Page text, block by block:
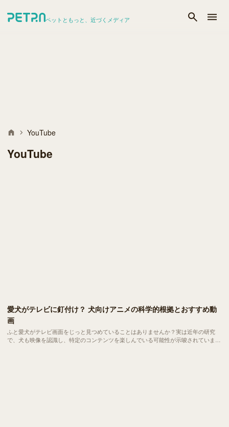
ペットともっと、近づくメディア
YouTube
YouTube
愛犬がテレビに釘付け？ 犬向けアニメの科学的根拠とおすすめ動
画
ふと愛犬がテレビ画面をじっと見つめていることはありませんか？実は近年の研究
で、犬も映像を認識し、特定のコンテンツを楽しんでいる可能性が示唆されていま